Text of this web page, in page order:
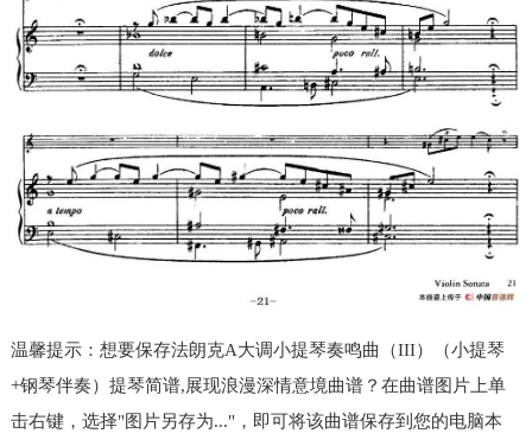
温馨提示：想要保存法朗克A大调小提琴奏鸣曲（III）（小提琴
+钢琴伴奏）提琴简谱,展现浪漫深情意境曲谱？在曲谱图片上单
击右键，选择"图片另存为..."，即可将该曲谱保存到您的电脑本